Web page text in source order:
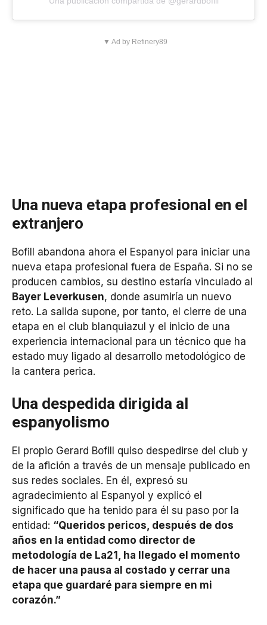
▼ Ad by Refinery89
Una nueva etapa profesional en el
extranjero
Bofill abandona ahora el Espanyol para iniciar una
nueva etapa profesional fuera de España. Si no se
producen cambios, su destino estaría vinculado al
Bayer Leverkusen, donde asumiría un nuevo
reto. La salida supone, por tanto, el cierre de una
etapa en el club blanquiazul y el inicio de una
experiencia internacional para un técnico que ha
estado muy ligado al desarrollo metodológico de
la cantera perica.
Una despedida dirigida al
espanyolismo
El propio Gerard Bofill quiso despedirse del club y
de la afición a través de un mensaje publicado en
sus redes sociales. En él, expresó su
agradecimiento al Espanyol y explicó el
significado que ha tenido para él su paso por la
entidad: “Queridos pericos, después de dos
años en la entidad como director de
metodología de La21, ha llegado el momento
de hacer una pausa al costado y cerrar una
etapa que guardaré para siempre en mi
corazón.”